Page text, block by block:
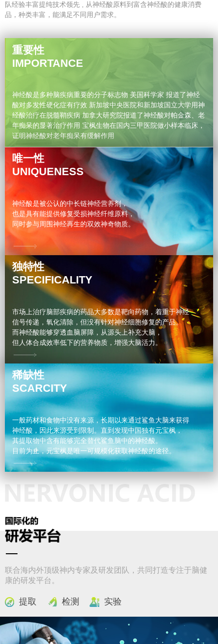
队经验丰富提纯技术领先 , 从神经酸原料到富含神经酸的健康消费
品，种类丰富，能满足不同用户需求。
重要性
IMPORTANCE
神经酸是多种脑疾病重要的分子标志物 美国科学家 报道了神经
酸对多发性硬化症有疗效 新加坡中央医院和新加坡国立大学用神
经酸治疗在脱髓鞘疾病 加拿大研究院报道了神经酸对帕金森、老
年痴呆的显著治疗作用 宝枫生物在国内三甲医院做小样本临床，
证明神经酸对老年痴呆有缓解作用
唯一性
UNIQUENESS
神经酸是被公认的中长链神经营养剂，
也是具有能提供修复受损神经纤维原料，
同时参与周围神经再生的双效神奇物质。
独特性
SPECIFICALITY
市场上治疗脑部疾病的药品大多数是靶向药物，着重于神经
信号传递，氧化清除，但没有针对神经细胞修复的产品。
而神经酸能够穿透血脑屏障，从源头上补充大脑，
但人体合成效率低下的营养物质，增强大脑活力。
稀缺性
SCARCITY
一般药材和食物中没有来源，长期以来通过鲨鱼大脑来获得
神经酸，因此来源受到限制。直到发现中国独有元宝枫，
其提取物中含有能够完全替代鲨鱼脑中的神经酸。
目前为止，元宝枫是唯一可规模化获取神经酸的途径。
联合海内外顶级神内专家及研发团队，共同打造专注于脑健
康的研发平台。
提取 检测 实验